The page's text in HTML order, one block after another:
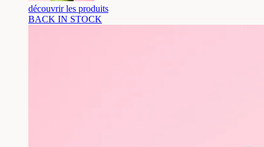
découvrir les produits
BACK IN STOCK